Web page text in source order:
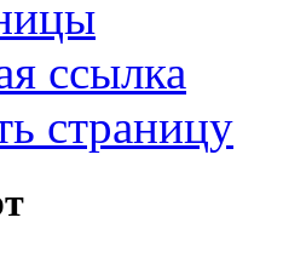
ссылка
страницу